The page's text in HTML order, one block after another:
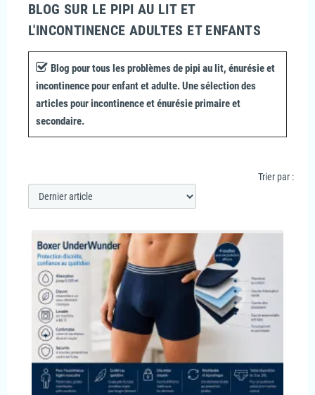
BLOG SUR LE PIPI AU LIT ET
L'INCONTINENCE ADULTES ET ENFANTS
Blog pour tous les problèmes de pipi au lit, énurésie et
incontinence pour enfant et adulte. Une sélection des
articles pour incontinence et énurésie primaire et
secondaire.
Trier par :